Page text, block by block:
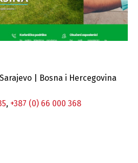
| Bosna i Hercegovina
, +387 (0) 66 000 368